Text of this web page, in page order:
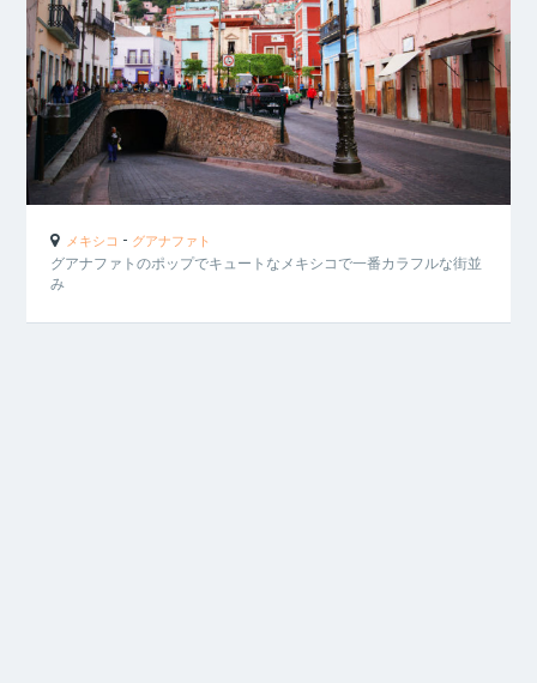
メキシコ - グアナファト
グアナファトのポップでキュートなメキシコで一番カラフルな街並
み